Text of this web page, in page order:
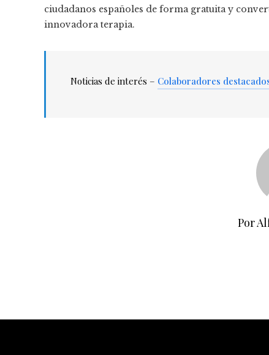
ciudadanos españoles de forma gratuita y
innovadora terapia.
Noticias de interés – Colaboradores
Por